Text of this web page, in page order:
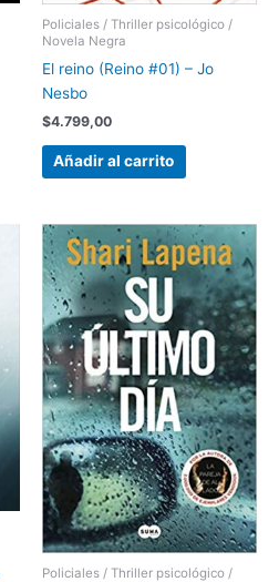
Policiales / Thriller psicológico /
Novela Negra
El reino (Reino #01) – Jo
Nesbo
$4.799,00
Añadir al carrito
Policiales / Thriller psicológico /